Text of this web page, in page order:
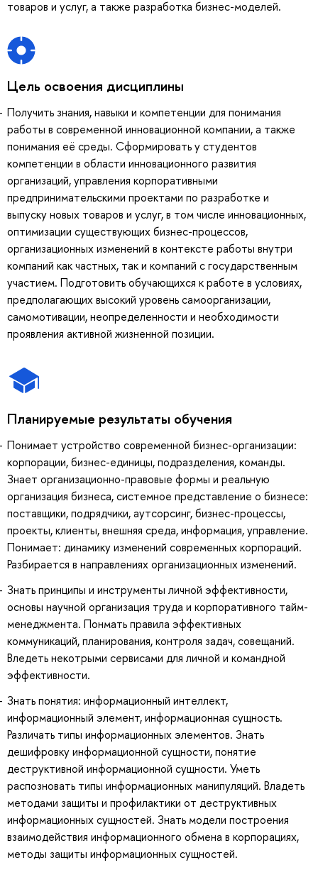
товаров и услуг, а также разработка бизнес-моделей.
Цель освоения дисциплины
Получить знания, навыки и компетенции для понимания
работы в современной инновационной компании, а также
понимания её среды. Сформировать у студентов
компетенции в области инновационного развития
организаций, управления корпоративными
предпринимательскими проектами по разработке и
выпуску новых товаров и услуг, в том числе инновационных,
оптимизации существующих бизнес-процессов,
организационных изменений в контексте работы внутри
компаний как частных, так и компаний с государственным
участием. Подготовить обучающихся к работе в условиях,
предполагающих высокий уровень самоорганизации,
самомотивации, неопределенности и необходимости
проявления активной жизненной позиции.
Планируемые результаты обучения
Понимает устройство современной бизнес-организации:
корпорации, бизнес-единицы, подразделения, команды.
Знает организационно-правовые формы и реальную
организация бизнеса, системное представление о бизнесе:
поставщики, подрядчики, аутсорсинг, бизнес-процессы,
проекты, клиенты, внешняя среда, информация, управление.
Понимает: динамику изменений современных корпораций.
Разбирается в направлениях организационных изменений.
Знать принципы и инструменты личной эффективности,
основы научной организация труда и корпоративного тайм-
менеджмента. Понмать правила эффективных
коммуникаций, планирования, контроля задач, совещаний.
Вледеть некотрыми сервисами для личной и командной
эффективности.
Знать понятия: информационный интеллект,
информационный элемент, информационная сущность.
Различать типы информационных элементов. Знать
дешифровку информационной сущности, понятие
деструктивной информационной сущности. Уметь
распозновать типы информационных манипуляций. Владеть
методами защиты и профилактики от деструктивных
информационных сущностей. Знать модели построения
взаимодействия информационного обмена в корпорациях,
методы защиты информационных сущностей.